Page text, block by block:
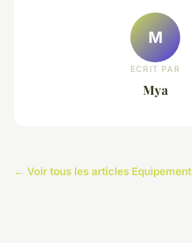
M
ECRIT PAR
Mya
← Voir tous les articles Equipement